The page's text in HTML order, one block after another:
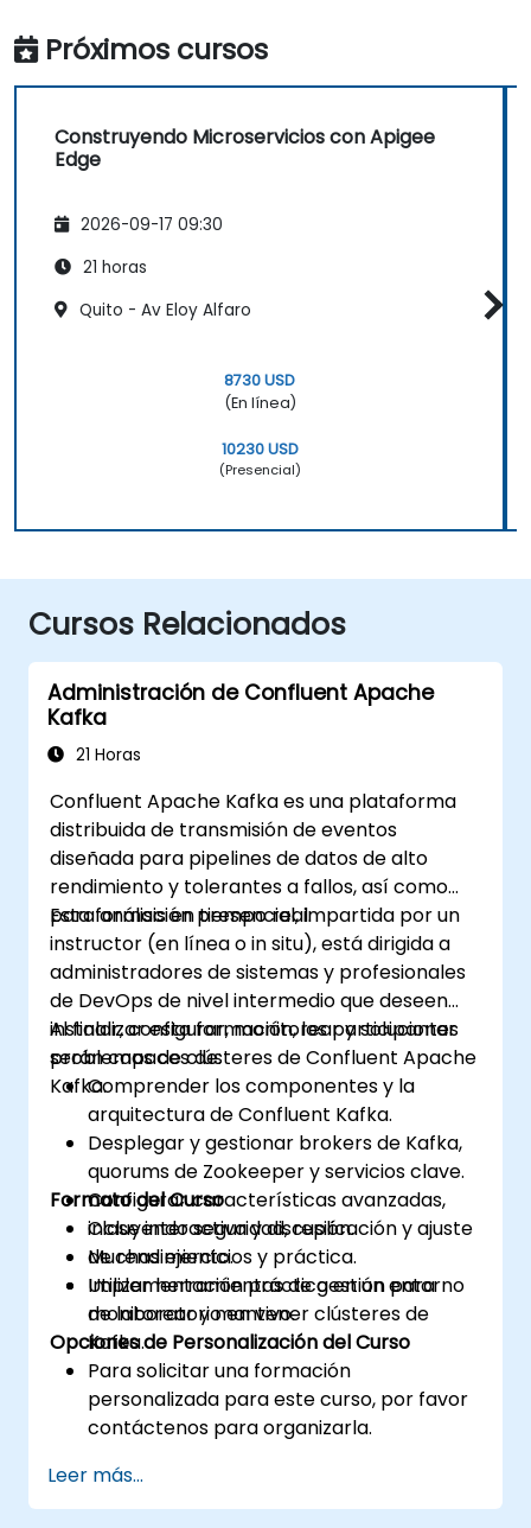
Próximos cursos
Construyendo Microservicios con Apigee
Edge
2026-09-17 09:30
21 horas
Quito - Av Eloy Alfaro
8730 USD
(En línea)
10230 USD
(Presencial)
Cursos Relacionados
Administración de Confluent Apache
Kafka
21 Horas
Confluent Apache Kafka es una plataforma
distribuida de transmisión de eventos
diseñada para pipelines de datos de alto
rendimiento y tolerantes a fallos, así como
para análisis en tiempo real.
Esta formación presencial, impartida por un
instructor (en línea o in situ), está dirigida a
administradores de sistemas y profesionales
de DevOps de nivel intermedio que deseen
instalar, configurar, monitorear y solucionar
problemas de clústeres de Confluent Apache
Kafka.
Al finalizar esta formación, los participantes
serán capaces de:
Comprender los componentes y la
arquitectura de Confluent Kafka.
Desplegar y gestionar brokers de Kafka,
quorums de Zookeeper y servicios clave.
Configurar características avanzadas,
incluyendo seguridad, replicación y ajuste
de rendimiento.
Utilizar herramientas de gestión para
monitorear y mantener clústeres de
Kafka.
Formato del Curso
Clase interactiva y discusión.
Muchas ejercicios y práctica.
Implementación práctica en un entorno
de laboratorio en vivo.
Opciones de Personalización del Curso
Para solicitar una formación
personalizada para este curso, por favor
contáctenos para organizarla.
Leer más...